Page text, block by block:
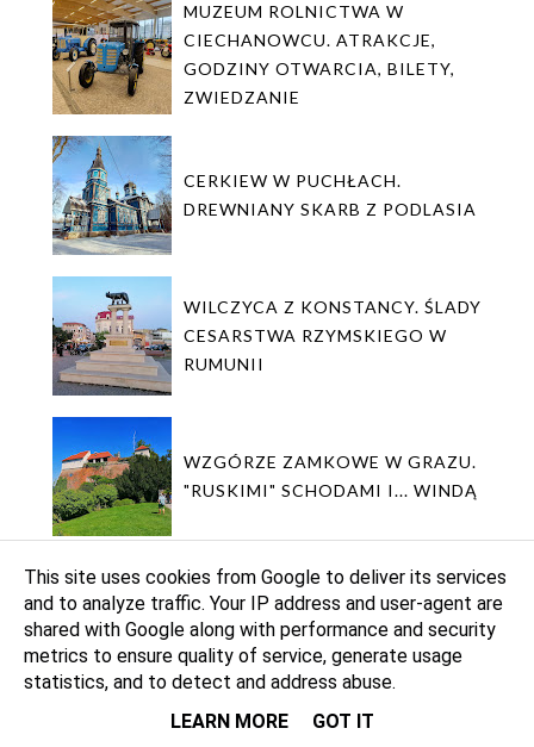
MUZEUM ROLNICTWA W
CIECHANOWCU. ATRAKCJE,
GODZINY OTWARCIA, BILETY,
ZWIEDZANIE
CERKIEW W PUCHŁACH.
DREWNIANY SKARB Z PODLASIA
WILCZYCA Z KONSTANCY. ŚLADY
CESARSTWA RZYMSKIEGO W
RUMUNII
WZGÓRZE ZAMKOWE W GRAZU.
"RUSKIMI" SCHODAMI I... WINDĄ
DOKĄD NA WEEKEND?
This site uses cookies from Google to deliver its services
and to analyze traffic. Your IP address and user-agent are
shared with Google along with performance and security
metrics to ensure quality of service, generate usage
statistics, and to detect and address abuse.
LEARN MORE
GOT IT